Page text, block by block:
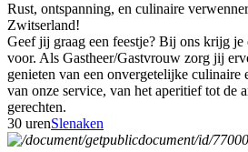
Rust, ontspanning, en culinaire
Zwitserland!
Geef jij graag een feestje? Bij ons krijg je
voor. Als Gastheer/Gastvrouw zorg jij
genieten van een onvergetelijke culinaire
van onze service, van het aperitief tot de
gerechten.
30 urenSlenaken